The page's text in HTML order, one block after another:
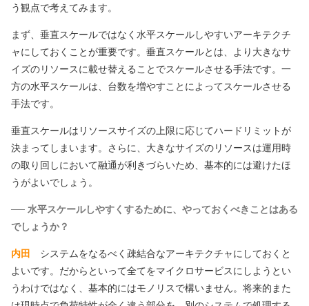
う観点で考えてみます。
まず、垂直スケールではなく水平スケールしやすいアーキテクチ
ャにしておくことが重要です。垂直スケールとは、より大きなサ
イズのリソースに載せ替えることでスケールさせる手法です。一
方の水平スケールは、台数を増やすことによってスケールさせる
手法です。
垂直スケールはリソースサイズの上限に応じてハードリミットが
決まってしまいます。さらに、大きなサイズのリソースは運用時
の取り回しにおいて融通が利きづらいため、基本的には避けたほ
うがよいでしょう。
── 水平スケールしやすくするために、やっておくべきことはある
でしょうか？
内田
システムをなるべく疎結合なアーキテクチャにしておくと
よいです。だからといって全てをマイクロサービスにしようとい
うわけではなく、基本的にはモノリスで構いません。将来的また